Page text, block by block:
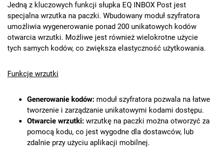
Jedną z kluczowych funkcji słupka EQ INBOX Post jest
specjalna wrzutka na paczki. Wbudowany moduł szyfratora
umożliwia wygenerowanie ponad 200 unikatowych kodów
otwarcia wrzutki. Możliwe jest również wielokrotne użycie
tych samych kodów, co zwiększa elastyczność użytkowania.
Funkcje wrzutki
Generowanie kodów: moduł szyfratora pozwala na łatwe
tworzenie i zarządzanie unikatowymi kodami dostępu.
Otwarcie wrzutki: wrzutkę na paczki można otworzyć za
pomocą kodu, co jest wygodne dla dostawców, lub
zdalnie przy użyciu aplikacji mobilnej.